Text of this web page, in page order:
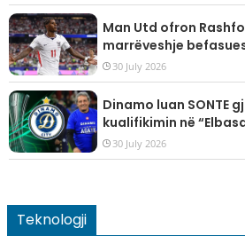
Man Utd ofron
marrëveshje
30 July 2026
Dinamo luan SONTE
kualifikimin në
30 July 2026
Teknologji